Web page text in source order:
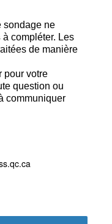
sondage ne
à compléter. Les
de manière
pour votre
question ou
communiquer